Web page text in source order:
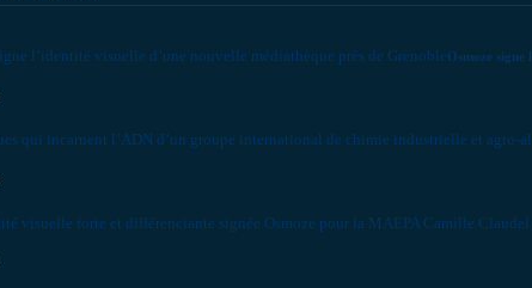
Osmoze signe